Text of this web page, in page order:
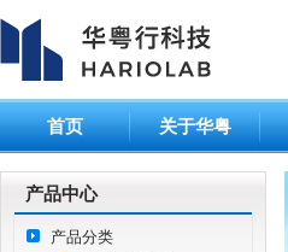
首页 关于华粤
产品中心
产品分类